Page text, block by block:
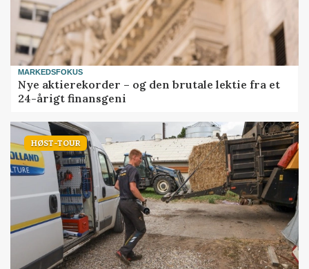
MARKEDSFOKUS
Nye aktierekorder – og den brutale lektie fra et
24-årigt finansgeni
HØST-TOUR